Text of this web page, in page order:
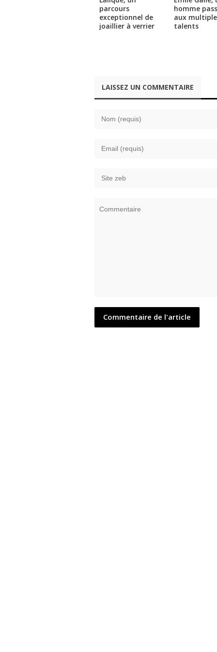
)
parcours
exceptionnel de
joaillier à verrier
homme
aux
talents
LAISSEZ UN COMMENTAIRE